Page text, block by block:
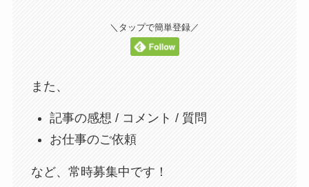
＼タップで簡単登録／
また、
記事の感想 / コメント / 質問
お仕事のご依頼
など、常時募集中です！